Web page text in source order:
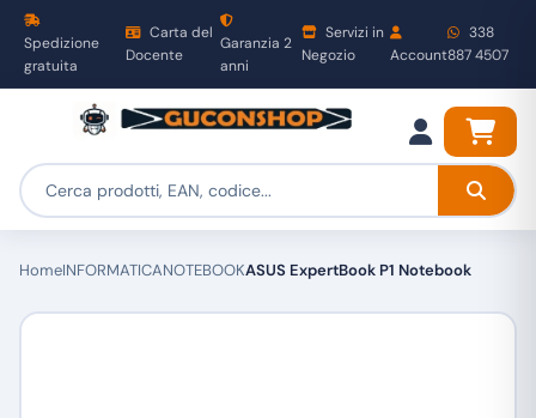
Spedizione
gratuita
Carta del
Docente
Garanzia 2
anni
Servizi in
Negozio
Account
338
887 4507
HomeINFORMATICANOTEBOOKASUS ExpertBook P1 Notebook